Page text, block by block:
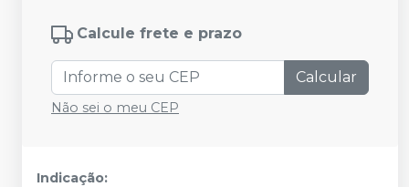
Calcule frete e prazo
Calcular
Não sei o meu CEP
Indicação: